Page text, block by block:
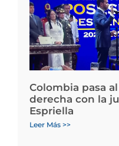
Colombia pasa
derecha con la
Espriella
Leer Más >>